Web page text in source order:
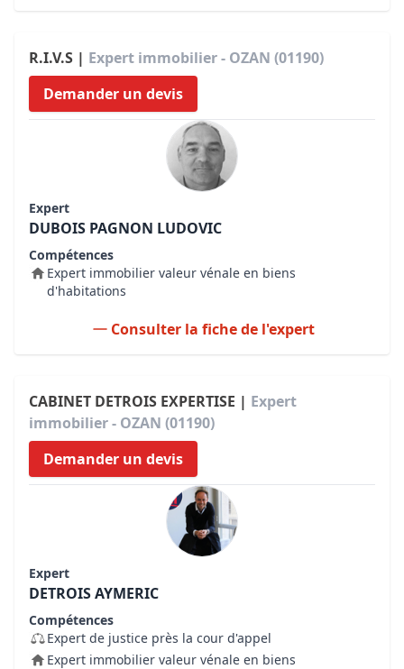
R.I.V.S | Expert immobilier - OZAN (01190)
Demander un devis
Expert
DUBOIS PAGNON LUDOVIC
Compétences
Expert immobilier valeur vénale en biens
d'habitations
Consulter la fiche de l'expert
CABINET DETROIS EXPERTISE | Expert
immobilier - OZAN (01190)
Demander un devis
Expert
DETROIS AYMERIC
Compétences
Expert de justice près la cour d'appel
Expert immobilier valeur vénale en biens